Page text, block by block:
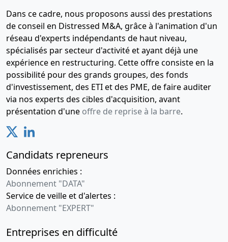
Dans ce cadre, nous proposons aussi des prestations
de conseil en Distressed M&A, grâce à l'animation d'un
réseau d'experts indépendants de haut niveau,
spécialisés par secteur d'activité et ayant déjà une
expérience en restructuring. Cette offre consiste en la
possibilité pour des grands groupes, des fonds
d'investissement, des ETI et des PME, de faire auditer
via nos experts des cibles d'acquisition, avant
présentation d'une offre de reprise à la barre.
Candidats repreneurs
Données enrichies :
Abonnement "DATA"
Service de veille et d'alertes :
Abonnement "EXPERT"
Entreprises en difficulté